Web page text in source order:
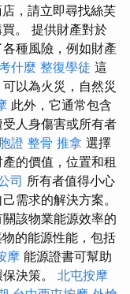
，請立即尋找絲芙
。 提供財產對於
種風險，例如財產
什麼 整復學徒 這
以為火災，自然災
此外，它通常包含
人身傷害或所有者
證 整骨 推拿 選擇
的價值，位置和租
司 所有者值得小心
需求的解決方案。
該物業能源效率的
的能源性能，包括
摩 能源證書可幫助
決策。 北屯按摩